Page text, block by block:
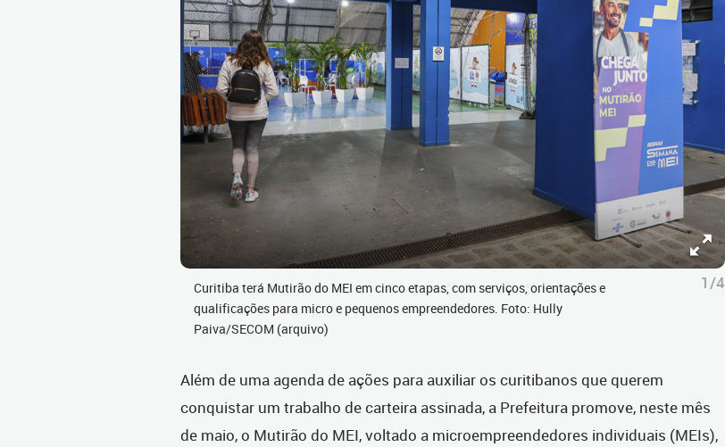
Curitiba terá Mutirão do MEI em cinco etapas, com serviços, orientações e
qualificações para micro e pequenos empreendedores. Foto: Hully
Paiva/SECOM (arquivo)
1/4
Além de uma agenda de ações para auxiliar os curitibanos que querem
conquistar um trabalho de carteira assinada, a Prefeitura promove, neste mês
de maio, o Mutirão do MEI, voltado a microempreendedores individuais (MEIs),